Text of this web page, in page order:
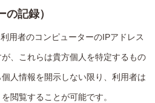
記録）
用者のコンピューターのIPアドレス
、これらは貴方個人を特定するもの
人情報を開示しない限り、利用者は
閲覧することが可能です。